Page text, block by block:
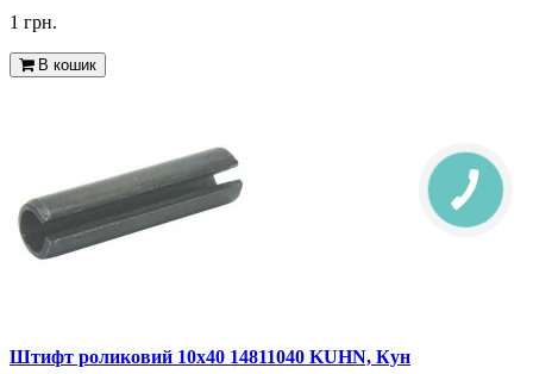
1 грн.
В кошик
Штифт роликовий 10x40 14811040 KUHN, Кун